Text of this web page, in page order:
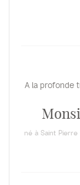
A la profonde
né à Saint Pierre